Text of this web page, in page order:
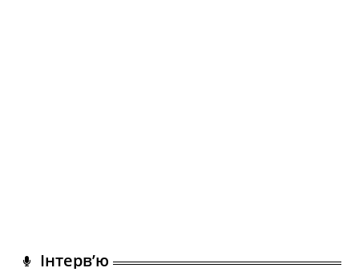
Інтерв’ю